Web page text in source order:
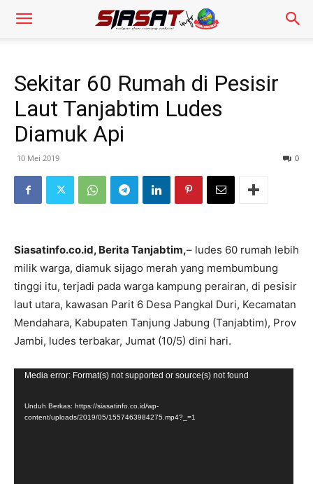
Sekitar 60 Rumah di Pesisir
Laut Tanjabtim Ludes
Diamuk Api
10 Mei 2019 0
Siasatinfo.co.id, Berita Tanjabtim,– ludes 60 rumah lebih
milik warga, diamuk sijago merah yang membumbung
tinggi itu, terjadi pada warga kampung perairan, di pesisir
laut utara, kawasan Parit 6 Desa Pangkal Duri, Kecamatan
Mendahara, Kabupaten Tanjung Jabung (Tanjabtim), Prov
Jambi, ludes terbakar, Jumat (10/5) dini hari.
Pemutar
Media error: Format(s) not supported or source(s) not found
Unduh Berkas: https://siasatinfo.co.id/wp-
content/uploads/2019/05/1557463984275.mp4?_=1